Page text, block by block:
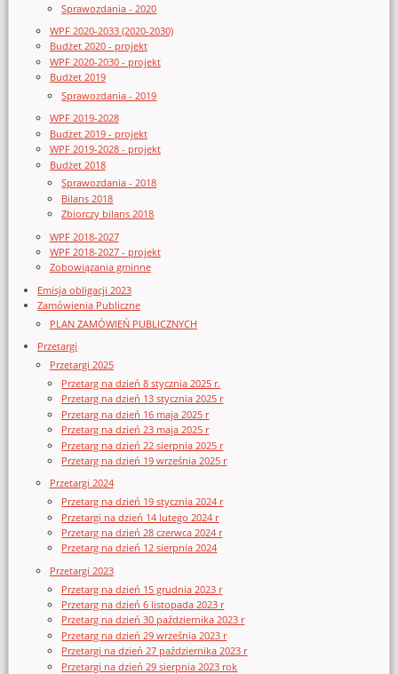
Sprawozdania - 2020
WPF 2020-2033 (2020-2030)
Budżet 2020 - projekt
WPF 2020-2030 - projekt
Budżet 2019
Sprawozdania - 2019
WPF 2019-2028
Budżet 2019 - projekt
WPF 2019-2028 - projekt
Budżet 2018
Sprawozdania - 2018
Bilans 2018
Zbiorczy bilans 2018
WPF 2018-2027
WPF 2018-2027 - projekt
Zobowiązania gminne
Emisja obligacji 2023
Zamówienia Publiczne
PLAN ZAMÓWIEŃ PUBLICZNYCH
Przetargi
Przetargi 2025
Przetarg na dzień 8 stycznia 2025 r.
Przetarg na dzień 13 stycznia 2025 r
Przetarg na dzień 16 maja 2025 r
Przetarg na dzień 23 maja 2025 r
Przetarg na dzień 22 sierpnia 2025 r
Przetarg na dzień 19 września 2025 r
Przetargi 2024
Przetarg na dzień 19 stycznia 2024 r
Przetargi na dzień 14 lutego 2024 r
Przetarg na dzień 28 czerwca 2024 r
Przetarg na dzień 12 sierpnia 2024
Przetargi 2023
Przetarg na dzień 15 grudnia 2023 r
Przetarg na dzień 6 listopada 2023 r
Przetarg na dzień 30 października 2023 r
Przetarg na dzień 29 września 2023 r
Przetargi na dzień 27 października 2023 r
Przetargi na dzień 29 sierpnia 2023 rok